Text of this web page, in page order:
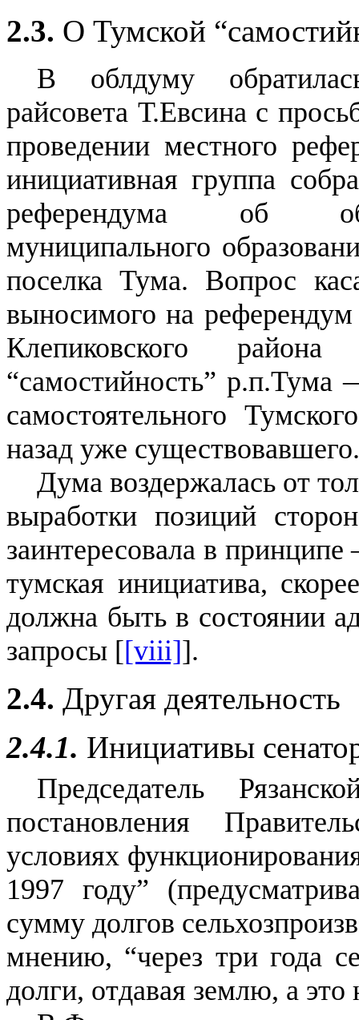
2.3. О Тумской
В облдуму
райсовета Т.Евсина с
проведении местного
инициативная группа
референдума об
муниципального
поселка Тума. Вопрос
выносимого на референдум
Клепиковского
“самостийность”
самостоятельного
назад уже существовавшего.
Дума воздержалась от
выработки позиций
заинтересовала в
тумская инициатива,
должна быть в состоянии
запросы [[viii]].
2.4. Другая деятельность
2.4.1. Инициативы
Председатель
постановления
условиях
1997 году”
сумму долгов
мнению, “через три года
долги, отдавая землю, а это